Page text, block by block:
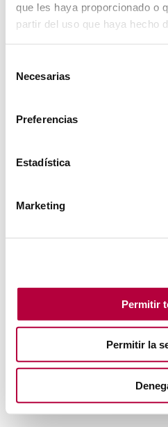
que les haya proporcionado o
partir del uso que haya hecho
Necesarias
Preferencias
Estadística
Marketing
Permitir
Permitir la